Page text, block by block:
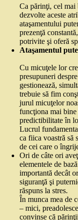
Ca părinţi, cel mai
dezvolte aceste
ataşamentului
prezenţă
potrivite şi oferă
Ataşamentul
Cu micuţele lor
presupuneri
gestionează,
trebuie să fim
jurul micuţelor
funcţiona mai bine
predictibilitate în
Lucrul
ca fiica voastră să
de cei care o
Ori de câte ori
elementele de
importantă decât
siguranţă şi
răspuns la stres.
În munca mea de
– mici,
convinse că